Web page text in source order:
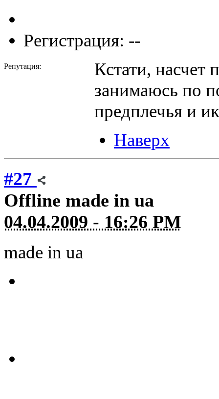
Регистрация: --
Репутация:
Кстати, насчет
занимаюсь по
предплечья и
Наверх
#27
Offline made in ua
04.04.2009 - 16:26 PM
made in ua